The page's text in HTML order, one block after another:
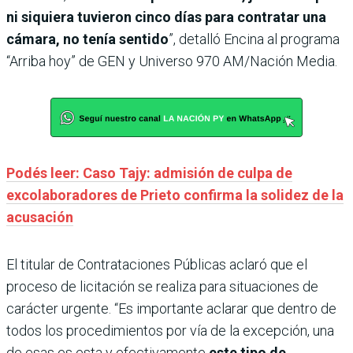
ni siquiera tuvieron cinco días para contratar una
cámara, no tenía sentido”, detalló Encina al programa
“Arriba hoy” de GEN y Universo 970 AM/Nación Media.
Podés leer: Caso Tajy: admisión de culpa de
excolaboradores de Prieto confirma la solidez de la
acusación
El titular de Contrataciones Públicas aclaró que el
proceso de licitación se realiza para situaciones de
carácter urgente. “Es importante aclarar que dentro de
todos los procedimientos por vía de la excepción, una